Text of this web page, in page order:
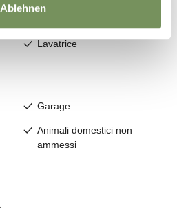
Ablehnen